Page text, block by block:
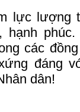
lực lượng
hạnh
các
đáng
dân!